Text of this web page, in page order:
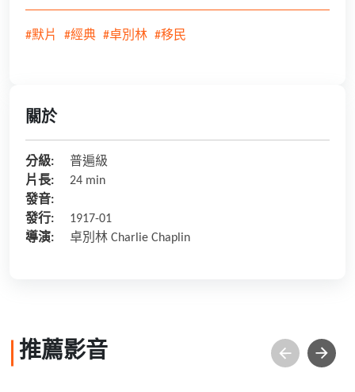
#默片 #經典 #卓別林 #移民
關於
分級:
普遍級
片長:
24 min
發音:
發行:
1917-01
導演:
卓別林 Charlie Chaplin
推薦影音